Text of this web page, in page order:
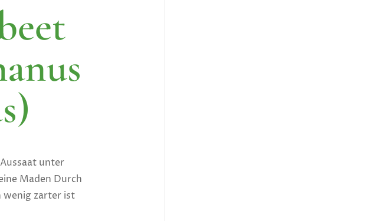
unter
Maden Durch
wenig zarter ist